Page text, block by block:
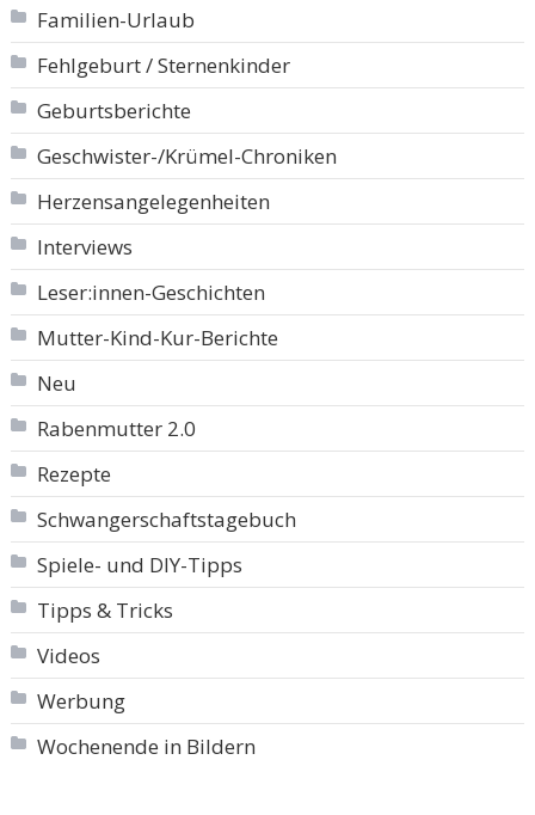
Familien-Urlaub
Fehlgeburt / Sternenkinder
Geburtsberichte
Geschwister-/Krümel-Chroniken
Herzensangelegenheiten
Interviews
Leser:innen-Geschichten
Mutter-Kind-Kur-Berichte
Neu
Rabenmutter 2.0
Rezepte
Schwangerschaftstagebuch
Spiele- und DIY-Tipps
Tipps & Tricks
Videos
Werbung
Wochenende in Bildern